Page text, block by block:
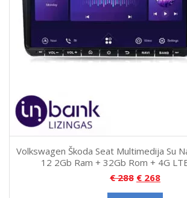
Volkswagen Škoda Seat Multimedija Su
12 2Gb Ram + 32Gb Rom + 4G
€288 € 268